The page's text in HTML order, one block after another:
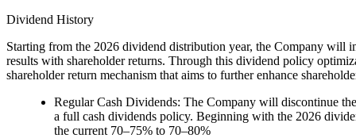
Dividend History
Starting from the 2026 dividend distribution year, the Company will
results with shareholder returns. Through this dividend policy
shareholder return mechanism that aims to further enhance
Regular Cash Dividends: The Company will discontinue
a full cash dividends policy. Beginning with the 2026
the current 70–75% to 70–80%